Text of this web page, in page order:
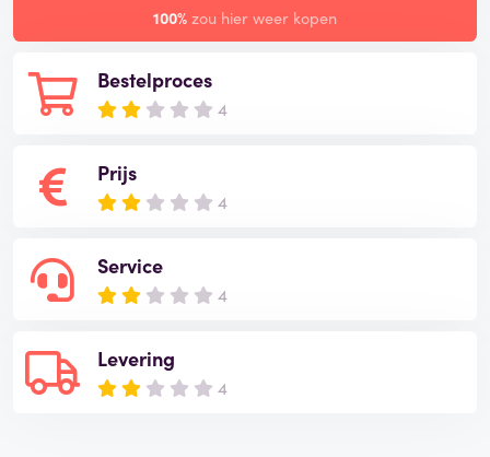
Bestelproces
4
Prijs
4
Service
4
Levering
4
100% zou hier weer kopen